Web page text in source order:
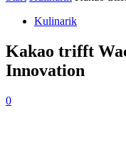
Kulinarik
Kakao trifft
Innovation
0